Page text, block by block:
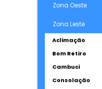
Zona Oeste
Zona Leste
Aclimação
Bom Retiro
Cambuci
Consolação